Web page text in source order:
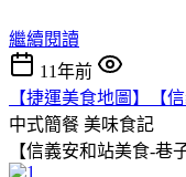
繼續閱讀
11年前
【捷運美食地圖】【
中式簡餐 美味食記
【信義安和站美食-